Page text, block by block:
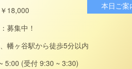
18,000
募集中！
幡ヶ谷駅から徒歩5分以内
5:00 (受付 9:30 ~ 3:30)
本日ご案